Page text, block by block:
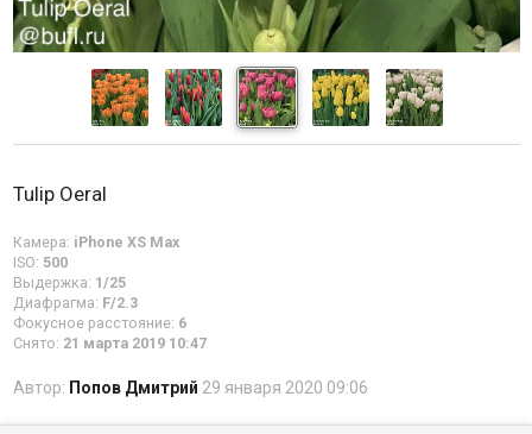
Tulip Oeral
Камера: iPhone XS Max
ISO: 500
Выдержка: 1/25
Диафрагма: F/2.3
Фокусное расстояние: 6
Снято: 21 марта 2019 10:47
Автор: Попов Дмитрий 29 января 2020 09:06